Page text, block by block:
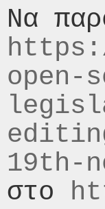
open-
19th-
στο